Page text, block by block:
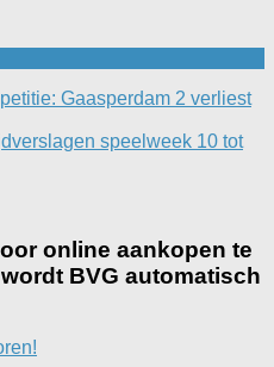
Gaasperdam 2 verliest
speelweek 10 tot
online aankopen te
BVG automatisch